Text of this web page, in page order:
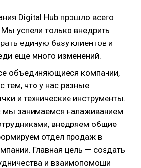
Digital Hub прошло всего
успели только внедрить
единую базу клиентов и
еще много изменений.
объединяющиеся компании,
тем, что у нас разные
и технические инструменты.
мы занимаемся налаживанием
внедряем общие
отдел продаж в
Главная цель — создать
и взаимопомощи